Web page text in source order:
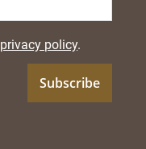
privacy policy.